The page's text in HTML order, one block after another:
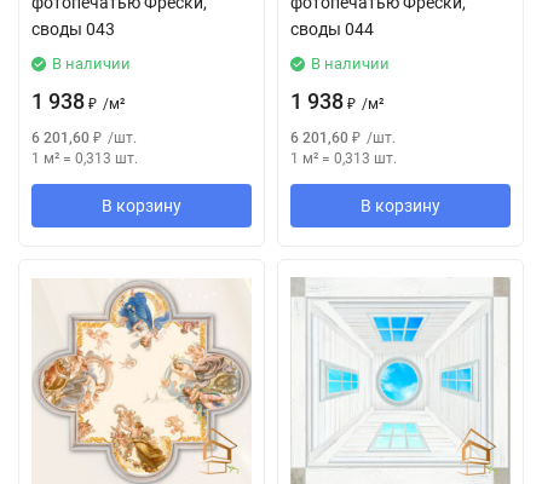
своды 043
В наличии
1 938 ₽ /м²
6 201,60 ₽ /шт.
1 м² = 0,313 шт.
В корзину
своды 044
В наличии
1 938 ₽ /м²
6 201,60 ₽ /шт.
1 м² = 0,313 шт.
В корзину